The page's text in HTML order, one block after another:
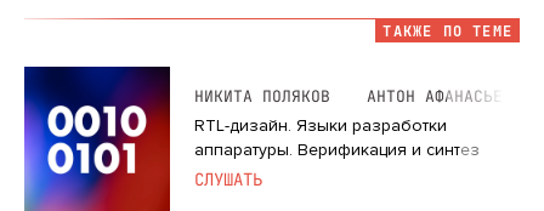
ТАКЖЕ ПО ТЕМЕ
НИКИТА ПОЛЯКОВ
АНТОН АФАНАСЬЕВ
RTL-дизайн. Языки разработки
аппаратуры. Верификация и синтез
СЛУШАТЬ